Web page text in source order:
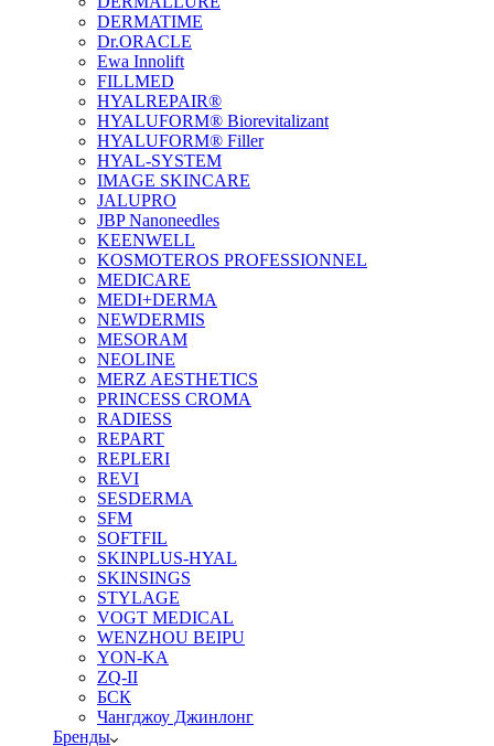
DERMATIME
Dr.ORACLE
Ewa Innolift
FILLMED
НYALREPAIR®
HYALUFORM® Biorevitalizant
HYALUFORM® Filler
HYAL-SYSTEM
IMAGE SKINCARE
JALUPRO
JBP Nanoneedles
KEENWELL
KOSMOTEROS PROFESSIONNEL
MEDICARE
MEDI+DERMA
NEWDERMIS
MESORAM
NEOLINE
MERZ AESTHETICS
PRINCESS CROMA
RADIESS
REPART
REPLERI
REVI
SESDERMA
SFM
SOFTFIL
SKINPLUS-HYAL
SKINSINGS
STYLAGE
VOGT MEDICAL
WENZHOU BEIPU
YON-KA
ZQ-II
БСК
Чангджоу Джинлонг
Бренды